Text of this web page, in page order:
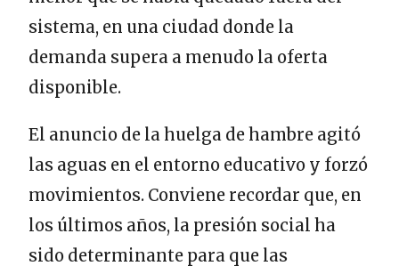
sistema, en una ciudad donde la
demanda supera a menudo la oferta
disponible.
El anuncio de la huelga de hambre agitó
las aguas en el entorno educativo y forzó
movimientos. Conviene recordar que, en
los últimos años, la presión social ha
sido determinante para que las